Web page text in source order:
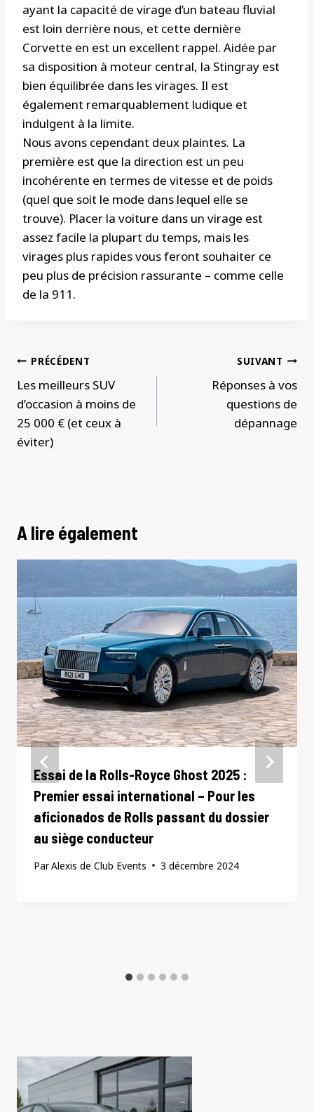
ayant la capacité de virage d’un bateau fluvial
est loin derrière nous, et cette dernière
Corvette en est un excellent rappel. Aidée par
sa disposition à moteur central, la Stingray est
bien équilibrée dans les virages. Il est
également remarquablement ludique et
indulgent à la limite.
Nous avons cependant deux plaintes. La
première est que la direction est un peu
incohérente en termes de vitesse et de poids
(quel que soit le mode dans lequel elle se
trouve). Placer la voiture dans un virage est
assez facile la plupart du temps, mais les
virages plus rapides vous feront souhaiter ce
peu plus de précision rassurante – comme celle
de la 911.
Navigation
de
l’article
PRÉCÉDENT
Les meilleurs SUV
d’occasion à moins de
25 000 € (et ceux à
éviter)
SUIVANT
Réponses à vos
questions de
dépannage
A lire également
Essai de la Rolls-Royce Ghost 2025 :
Premier essai international – Pour les
aficionados de Rolls passant du dossier
au siège conducteur
ParAlexis de Club Events 3 décembre 2024